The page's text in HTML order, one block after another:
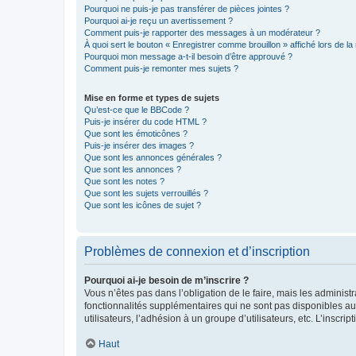
Pourquoi ne puis-je pas transférer de pièces jointes ?
Pourquoi ai-je reçu un avertissement ?
Comment puis-je rapporter des messages à un modérateur ?
À quoi sert le bouton « Enregistrer comme brouillon » affiché lors de la
Pourquoi mon message a-t-il besoin d’être approuvé ?
Comment puis-je remonter mes sujets ?
Mise en forme et types de sujets
Qu’est-ce que le BBCode ?
Puis-je insérer du code HTML ?
Que sont les émoticônes ?
Puis-je insérer des images ?
Que sont les annonces générales ?
Que sont les annonces ?
Que sont les notes ?
Que sont les sujets verrouillés ?
Que sont les icônes de sujet ?
Problèmes de connexion et d’inscription
Pourquoi ai-je besoin de m’inscrire ?
Vous n’êtes pas dans l’obligation de le faire, mais les
fonctionnalités supplémentaires qui ne sont pas disponibles
utilisateurs, l’adhésion à un groupe d’utilisateurs, etc.
Haut